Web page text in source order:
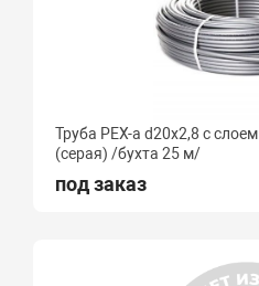
Труба PEX-a d20х2,8 с
(серая) /бухта 25 м/
под заказ